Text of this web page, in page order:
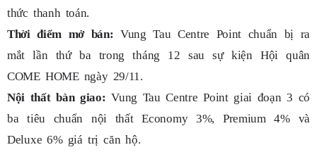
thức thanh toán.
Thời điểm mở bán: Vung Tau Centre Point chuẩn bị ra
mắt lần thứ ba trong tháng 12 sau sự kiện Hội quân
COME HOME ngày 29/11.
Nội thất bàn giao: Vung Tau Centre Point giai đoạn 3 có
ba tiêu chuẩn nội thất Economy 3%, Premium 4% và
Deluxe 6% giá trị căn hộ.